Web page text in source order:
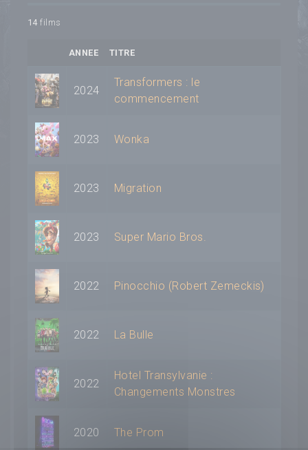
14 films
ANNEE TITRE
2024
Transformers : le
commencement
2023 Wonka
2023 Migration
2023 Super Mario Bros.
2022 Pinocchio (Robert Zemeckis)
2022 La Bulle
2022
Hotel Transylvanie :
Changements Monstres
2020 The Prom